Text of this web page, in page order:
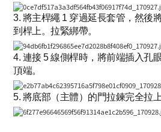
3. 將主桿繩 1 穿過延長套管，然後
到桿上。拉緊綁帶。
4. 連接 5 線側桿時，將前端插入孔
頂端。
5. 將底部（主體）的門拉鍊完全拉